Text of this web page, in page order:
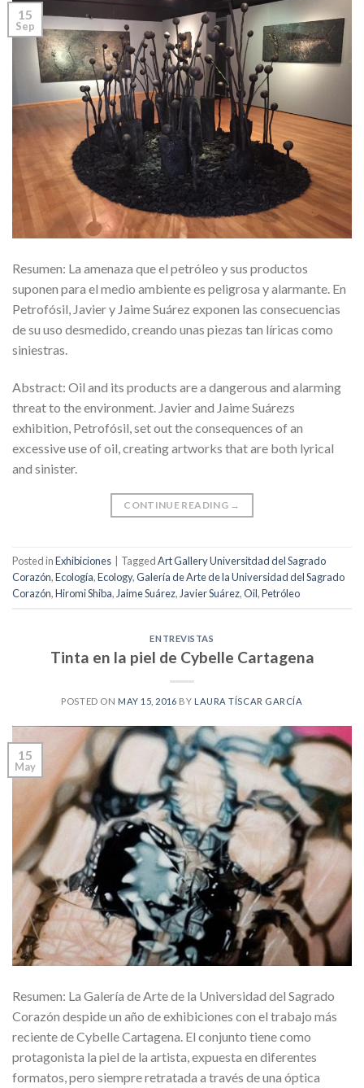
15
Sep
Resumen: La amenaza que el petróleo y sus productos
suponen para el medio ambiente es peligrosa y alarmante. En
Petrofósil, Javier y Jaime Suárez exponen las consecuencias
de su uso desmedido, creando unas piezas tan líricas como
siniestras.
Abstract: Oil and its products are a dangerous and alarming
threat to the environment. Javier and Jaime Suárezs
exhibition, Petrofósil, set out the consequences of an
excessive use of oil, creating artworks that are both lyrical
and sinister.
CONTINUE READING →
Posted inExhibiciones TaggedArt Gallery Universitdad del Sagrado
Corazón,Ecología,Ecology,Galería de Arte de la Universidad del Sagrado
Corazón,Hiromi Shiba,Jaime Suárez,Javier Suárez,Oil,Petróleo
ENTREVISTAS
Tinta en la piel de Cybelle Cartagena
POSTED ON MAY 15, 2016 BY LAURA TÍSCAR GARCÍA
15
May
Resumen: La Galería de Arte de la Universidad del Sagrado
Corazón despide un año de exhibiciones con el trabajo más
reciente de Cybelle Cartagena. El conjunto tiene como
protagonista la piel de la artista, expuesta en diferentes
formatos, pero siempre retratada a través de una óptica